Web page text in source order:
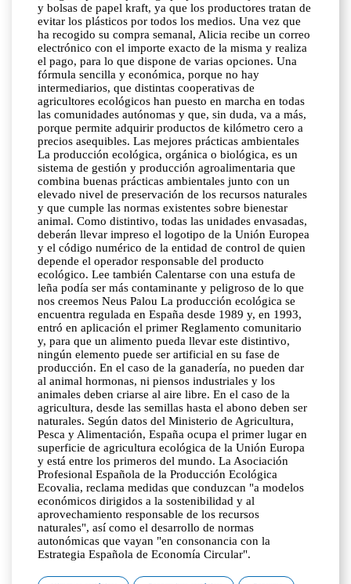
y bolsas de papel kraft, ya que los productores tratan de
evitar los plásticos por todos los medios. Una vez que
ha recogido su compra semanal, Alicia recibe un correo
electrónico con el importe exacto de la misma y realiza
el pago, para lo que dispone de varias opciones. Una
fórmula sencilla y económica, porque no hay
intermediarios, que distintas cooperativas de
agricultores ecológicos han puesto en marcha en todas
las comunidades autónomas y que, sin duda, va a más,
porque permite adquirir productos de kilómetro cero a
precios asequibles. Las mejores prácticas ambientales
La producción ecológica, orgánica o biológica, es un
sistema de gestión y producción agroalimentaria que
combina buenas prácticas ambientales junto con un
elevado nivel de preservación de los recursos naturales
y que cumple las normas existentes sobre bienestar
animal. Como distintivo, todas las unidades envasadas,
deberán llevar impreso el logotipo de la Unión Europea
y el código numérico de la entidad de control de quien
depende el operador responsable del producto
ecológico. Lee también Calentarse con una estufa de
leña podía ser más contaminante y peligroso de lo que
nos creemos Neus Palou La producción ecológica se
encuentra regulada en España desde 1989 y, en 1993,
entró en aplicación el primer Reglamento comunitario
y, para que un alimento pueda llevar este distintivo,
ningún elemento puede ser artificial en su fase de
producción. En el caso de la ganadería, no pueden dar
al animal hormonas, ni piensos industriales y los
animales deben criarse al aire libre. En el caso de la
agricultura, desde las semillas hasta el abono deben ser
naturales. Según datos del Ministerio de Agricultura,
Pesca y Alimentación, España ocupa el primer lugar en
superficie de agricultura ecológica de la Unión Europa
y está entre los primeros del mundo. La Asociación
Profesional Española de la Producción Ecológica
Ecovalia, reclama medidas que conduzcan "a modelos
económicos dirigidos a la sostenibilidad y al
aprovechamiento responsable de los recursos
naturales", así como el desarrollo de normas
autonómicas que vayan "en consonancia con la
Estrategia Española de Economía Circular".